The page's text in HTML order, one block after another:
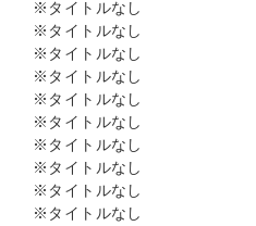
※タイトルなし
※タイトルなし
※タイトルなし
※タイトルなし
※タイトルなし
※タイトルなし
※タイトルなし
※タイトルなし
※タイトルなし
※タイトルなし